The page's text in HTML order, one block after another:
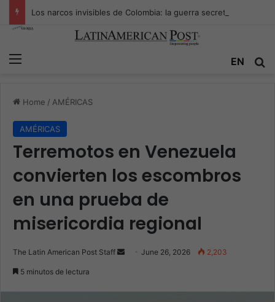
Menu EN
Home / AMÉRICAS
AMÉRICAS
Terremotos en Venezuela
convierten los escombros
en una prueba de
misericordia regional
The Latin American Post Staff
SendJune 26, 2026 2,203
5 minutos de lectura